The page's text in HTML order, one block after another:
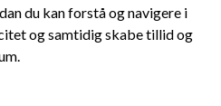
du kan forstå og navigere i
og samtidig skabe tillid og